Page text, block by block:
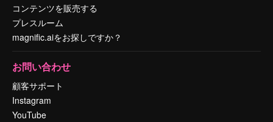
コンテンツを販売する
プレスルーム
magnific.aiをお探しですか？
お問い合わせ
顧客サポート
Instagram
YouTube